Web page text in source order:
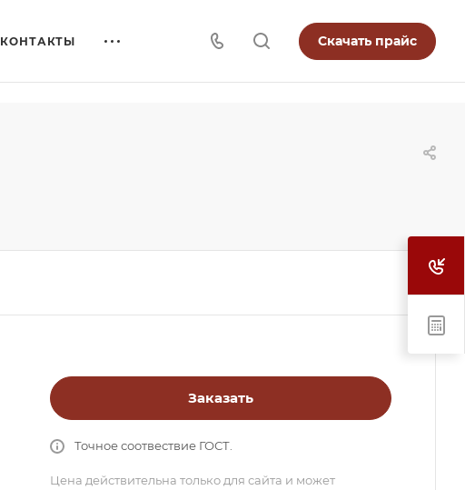
КОНТАКТЫ Скачать прайс
Заказать
Точное соотвествие ГОСТ.
Цена действительна только для сайта и может